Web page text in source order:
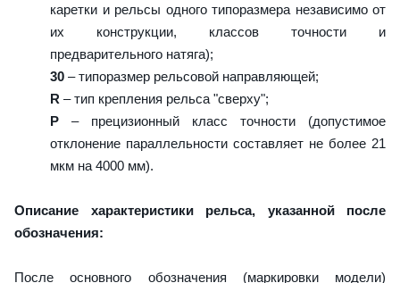
каретки и рельсы одного типоразмера независимо от
их конструкции, классов точности и
предварительного натяга);
30 – типоразмер рельсовой направляющей;
R – тип крепления рельса "сверху";
P – прецизионный класс точности (допустимое
отклонение параллельности составляет не более 21
мкм на 4000 мм).
Описание характеристики рельса, указанной после
обозначения:
После основного обозначения (маркировки модели)